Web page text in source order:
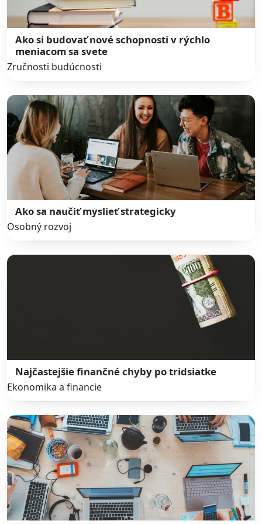
Ako si budovať nové schopnosti v rýchlo
meniacom sa svete
Zručnosti budúcnosti
Ako sa naučiť myslieť strategicky
Osobný rozvoj
Najčastejšie finančné chyby po tridsiatke
Ekonomika a financie